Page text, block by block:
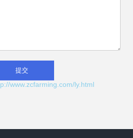
www.zcfarming.com/ly.html